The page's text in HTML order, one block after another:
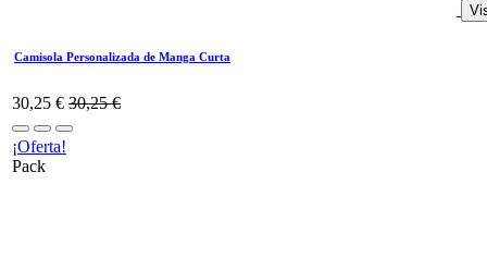
Camisola Personalizada de Manga Curta
30,25 € 30,25€
¡Oferta!
Pack